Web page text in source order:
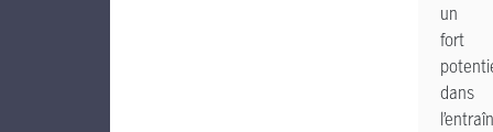
un
fort
dans